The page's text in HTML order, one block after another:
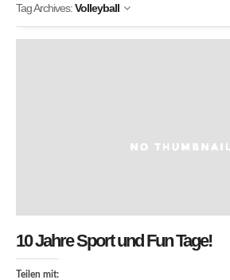
Tag Archives:Volleyball
10 Jahre Sport und Fun Tage!
Teilen mit: